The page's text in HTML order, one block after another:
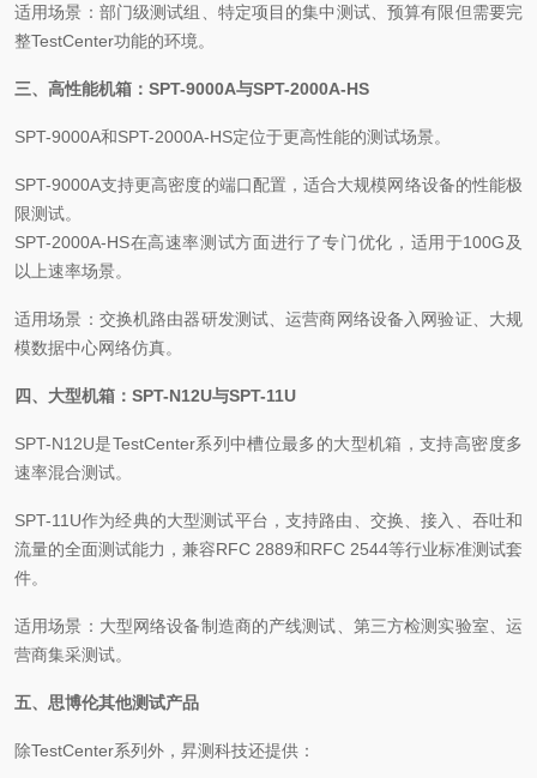
适用场景：部门级测试组、特定项目的集中测试、预算有限但需要完
整TestCenter功能的环境。
三、高性能机箱：SPT-9000A与SPT-2000A-HS
SPT-9000A和SPT-2000A-HS定位于更高性能的测试场景。
SPT-9000A支持更高密度的端口配置，适合大规模网络设备的性能极
限测试。
SPT-2000A-HS在高速率测试方面进行了专门优化，适用于100G及
以上速率场景。
适用场景：交换机路由器研发测试、运营商网络设备入网验证、大规
模数据中心网络仿真。
四、大型机箱：SPT-N12U与SPT-11U
SPT-N12U是TestCenter系列中槽位最多的大型机箱，支持高密度多
速率混合测试。
SPT-11U作为经典的大型测试平台，支持路由、交换、接入、吞吐和
流量的全面测试能力，兼容RFC 2889和RFC 2544等行业标准测试套
件。
适用场景：大型网络设备制造商的产线测试、第三方检测实验室、运
营商集采测试。
五、思博伦其他测试产品
除TestCenter系列外，昇测科技还提供：